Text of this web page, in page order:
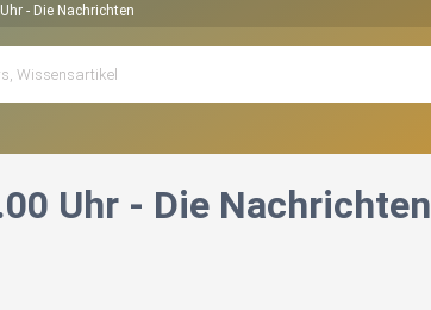
- Die Nachrichten
Uhr - Die Nachrichten